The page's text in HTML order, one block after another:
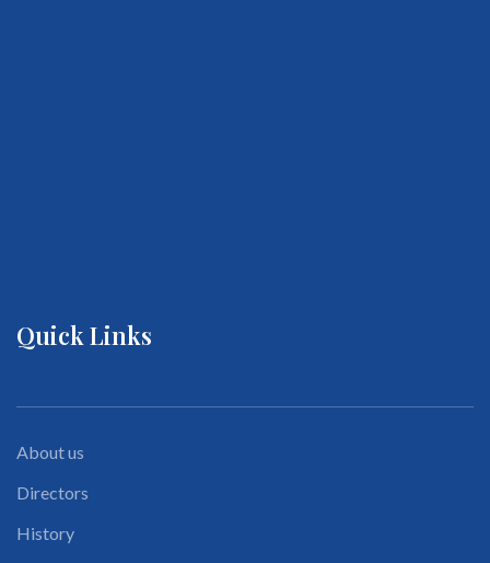
Quick Links
About us
Directors
History